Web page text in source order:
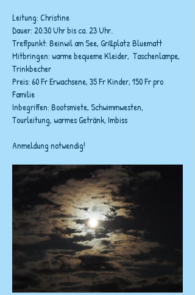
Leitung: Christine
Dauer: 20:30 Uhr bis ca. 23 Uhr.
Treffpunkt: Beinwil am See, Grillplatz Bluematt
Mitbringen: warme bequeme Kleider,  Taschenlampe,
Trinkbecher
Preis: 60 Fr Erwachsene, 35 Fr Kinder, 150 Fr pro
Familie
Inbegriffen: Bootsmiete, Schwimmwesten,
Tourleitung, warmes Getränk, Imbiss
Anmeldung notwendig!